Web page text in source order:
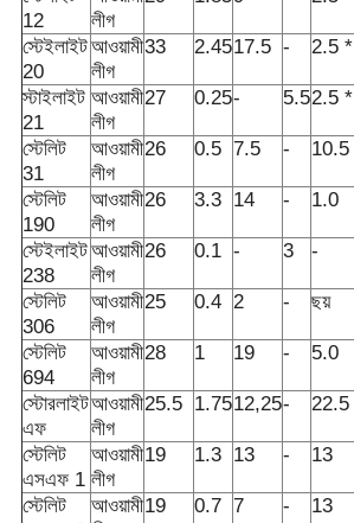
12
লীগ
স্টেইলাইট
20
আওয়ামী
লীগ
33 2.4517.5 - 2.5 *
স্টাইলাইট
21
আওয়ামী
লীগ
27 0.25- 5.52.5 *
স্টেলিট
31
আওয়ামী
লীগ
26 0.5 7.5 - 10.5
স্টেলিট
190
আওয়ামী
লীগ
26 3.3 14 - 1.0
স্টেইলাইট
238
আওয়ামী
লীগ
26 0.1 - 3 -
স্টেলিট
306
আওয়ামী
লীগ
25 0.4 2 - ছয়
স্টেলিট
694
আওয়ামী
লীগ
28 1 19 - 5.0
স্টোরলাইট
এফ
আওয়ামী
লীগ
25.5 1.7512,25- 22.5
স্টেলিট
এসএফ 1
আওয়ামী
লীগ
19 1.3 13 - 13
স্টেলিট
আওয়ামী19 0.7 7 - 13